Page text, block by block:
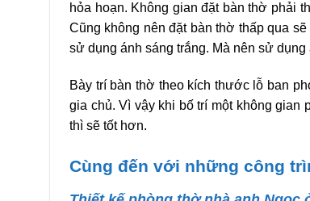
hỏa hoạn. Không gian đặt bàn thờ phải
Cũng không nên đặt bàn thờ thấp qua
sử dụng ánh sáng trắng. Mà nên sử
Bày trí bàn thờ theo kích thước lỗ ban
gia chủ. Vì vậy khi bố trí một không gian
thì sẽ tốt hơn.
Cùng đến với những công